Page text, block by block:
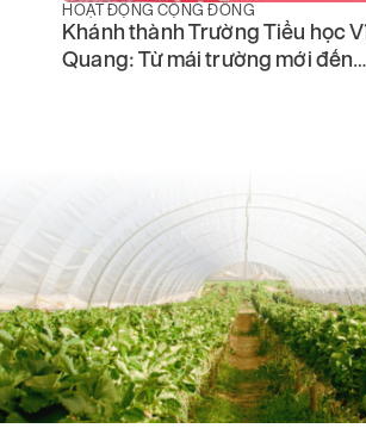
HOẠT ĐỘNG CỘNG ĐỒNG
Khánh thành Trường Tiểu học
Quang: Từ mái trường mới đến